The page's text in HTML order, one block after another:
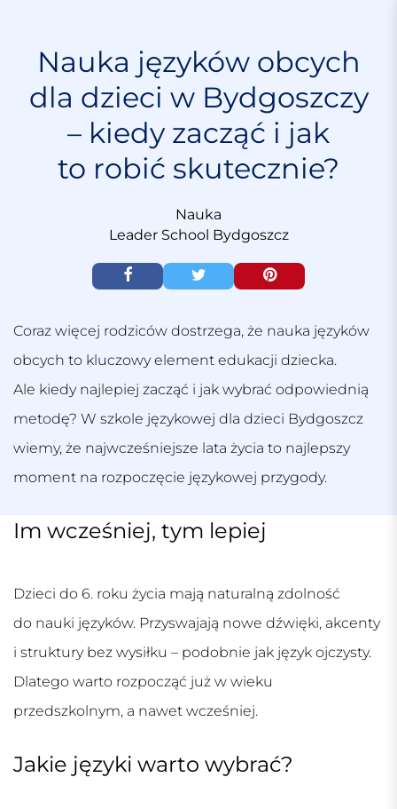
Nauka języków obcych
dla dzieci w Bydgoszczy
– kiedy zacząć i jak
to robić skutecznie?
Nauka
Leader School Bydgoszcz
Coraz więcej rodziców dostrzega, że nauka języków
obcych to kluczowy element edukacji dziecka.
Ale kiedy najlepiej zacząć i jak wybrać odpowiednią
metodę? W szkole językowej dla dzieci Bydgoszcz
wiemy, że najwcześniejsze lata życia to najlepszy
moment na rozpoczęcie językowej przygody.
Im wcześniej, tym lepiej
Dzieci do 6. roku życia mają naturalną zdolność
do nauki języków. Przyswajają nowe dźwięki, akcenty
i struktury bez wysiłku – podobnie jak język ojczysty.
Dlatego warto rozpocząć już w wieku
przedszkolnym, a nawet wcześniej.
Jakie języki warto wybrać?